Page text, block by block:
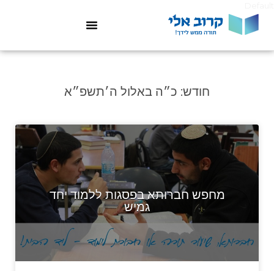
חודש: כ״ה באלול ה׳תשפ״א
מחפש חברותא בפסגות ללמוד יחד
גמיש